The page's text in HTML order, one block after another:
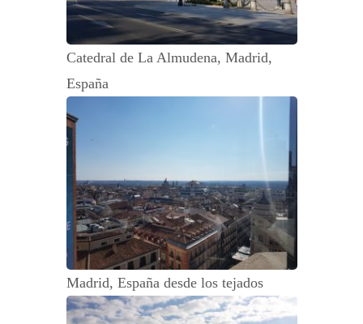
Catedral de La Almudena, Madrid,
España
Madrid, España desde los tejados